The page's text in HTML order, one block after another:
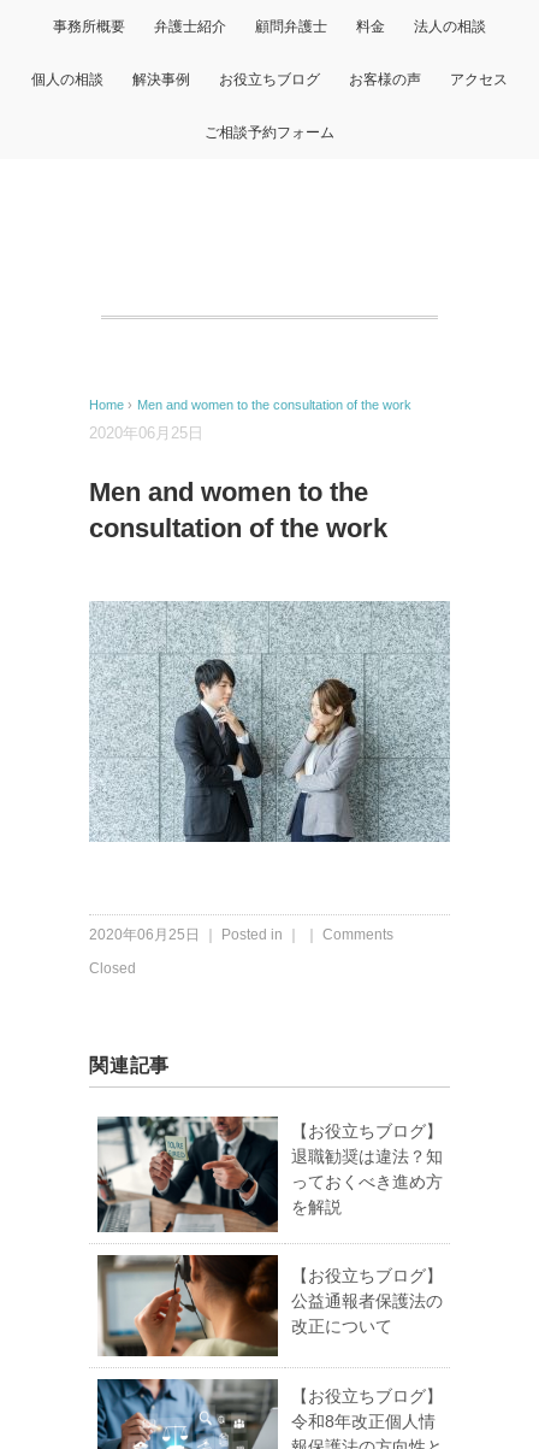
事務所概要 弁護士紹介 顧問弁護士 料金 法人の相談
個人の相談 解決事例 お役立ちブログ お客様の声 アクセス
ご相談予約フォーム
Home › Men and women to the consultation of the work
2020年06月25日
Men and women to the
consultation of the work
2020年06月25日 ｜ Posted in ｜ ｜ Comments
Closed
関連記事
【お役立ちブログ】
退職勧奨は違法？知
っておくべき進め方
を解説
【お役立ちブログ】
公益通報者保護法の
改正について
【お役立ちブログ】
令和8年改正個人情